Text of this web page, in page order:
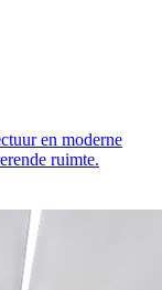
en moderne
ruimte.